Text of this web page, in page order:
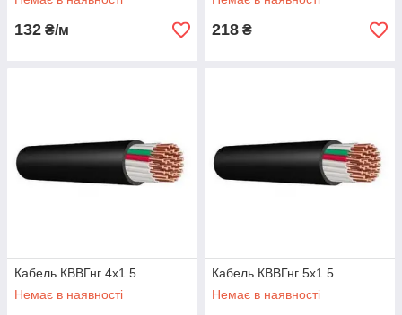
132 ₴/м 218 ₴
Кабель КВВГнг 4х1.5
Немає в наявності
Кабель КВВГнг 5х1.5
Немає в наявності